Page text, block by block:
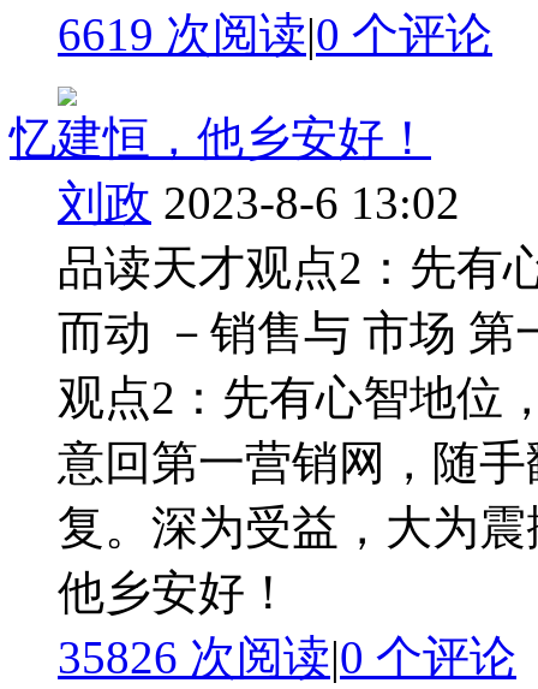
6619 次阅读|0 个评论
忆建恒，他乡安好！
刘政 2023-8-6 13:02
品读天才观点2：先有
而动 －销售与 市场 第
观点2：先有心智地位
意回第一营销网，随
复。深为受益，大为
他乡安好！
35826 次阅读|0 个评论